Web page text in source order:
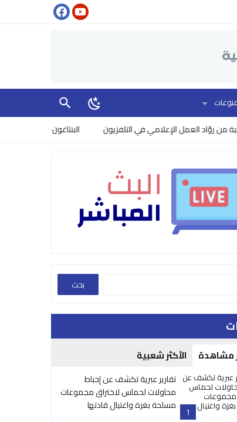
العمل الإعلامي في التلفزيون البنتاغون يرفع مستوى
مشاهدة الأكثر شعبية
1
تقارير عبرية تكشف عن إحباط
محاولات لحماس لاختراق مجموعات
مسلحة بغزة واغتيال قادتها